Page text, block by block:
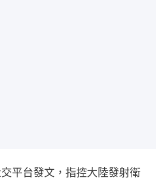
平台發文，指控大陸發射衛